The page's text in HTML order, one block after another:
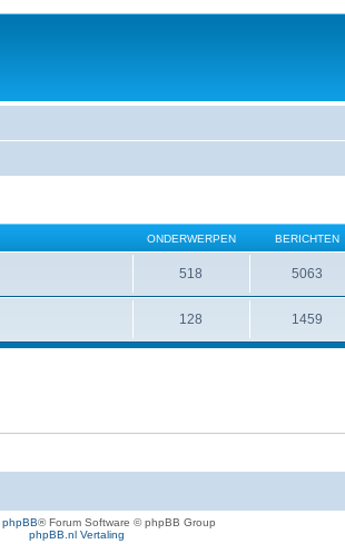
ONDERWERPEN BERICHTEN
518 5063
128 1459
phpBB® Forum Software © phpBB Group
phpBB.nl Vertaling